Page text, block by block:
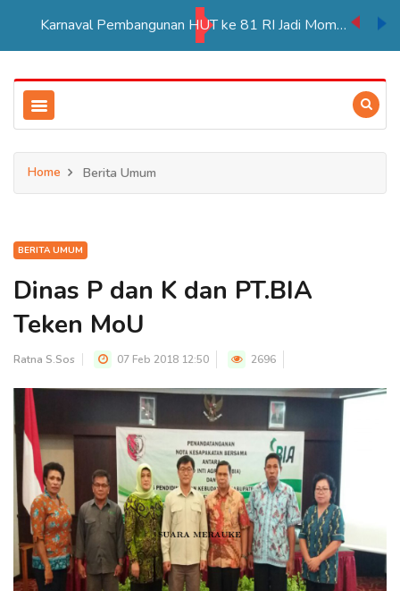
Karnaval Pembangunan HUT ke 81 RI Jadi Momentum Perkuat Persatuan di Merauke
Home Berita Umum
BERITA UMUM
Dinas P dan K dan PT.BIA
Teken MoU
Ratna S.Sos 07 Feb 2018 12:50 2696